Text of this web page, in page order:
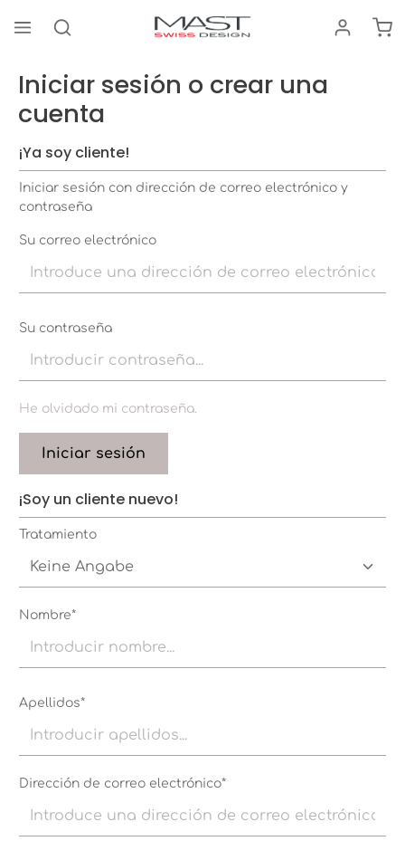
principal El
Iniciar sesión o crear una
cuenta
¡Ya soy cliente!
Iniciar sesión con dirección de correo electrónico y
contraseña
Su correo electrónico
Su contraseña
He olvidado mi contraseña.
Iniciar sesión
¡Soy un cliente nuevo!
Información personal
Tratamiento
Nombre*
Apellidos*
Dirección de correo electrónico*